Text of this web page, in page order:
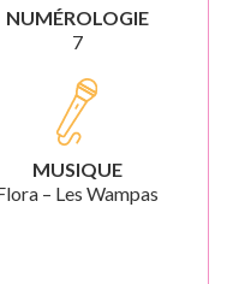
NUMÉROLOGIE
7
MUSIQUE
– Les Wampas